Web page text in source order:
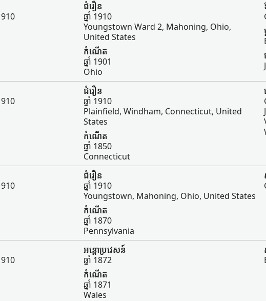
ជំរឿន
ឆ្នាំ 1910
Youngstown Ward 2, Mahoning, Ohio,
United States
កំណើត
ឆ្នាំ 1901
Ohio
ជំរឿន
ឆ្នាំ 1910
Plainfield, Windham, Connecticut, United
States
កំណើត
ឆ្នាំ 1850
Connecticut
ជំរឿន
ឆ្នាំ 1910
Youngstown, Mahoning, Ohio, United States
កំណើត
ឆ្នាំ 1870
Pennsylvania
អន្តោប្រវេសន៍
ឆ្នាំ 1872
កំណើត
ឆ្នាំ 1871
Wales